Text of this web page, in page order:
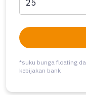
*suku bunga floating
kebijakan bank